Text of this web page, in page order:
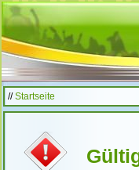
//Startseite